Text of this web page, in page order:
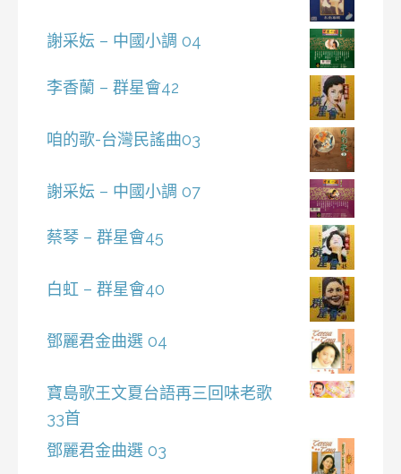
謝采妘 – 中國小調 04
李香蘭 – 群星會42
咱的歌-台灣民謠曲03
謝采妘 – 中國小調 07
蔡琴 – 群星會45
白虹 – 群星會40
鄧麗君金曲選 04
寶島歌王文夏台語再三回味老歌
33首
鄧麗君金曲選 03